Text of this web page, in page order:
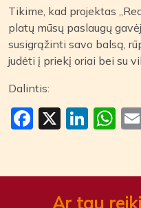
Tikime, kad projektas
platų mūsų paslaugų
susigrąžinti savo balsą,
judėti į priekį oriai bei su
Dalintis:
Facebook
X
Ar tau